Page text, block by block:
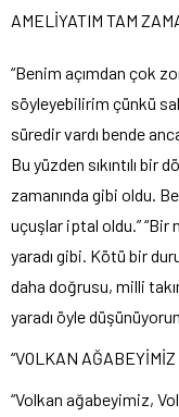
AMELİYATIM TAM
“Benim açımdan çok
söyleyebilirim çünkü
süredir vardı bende
Bu yüzden sıkıntılı
zamanında gibi oldu.
uçuşlar iptal oldu.” “Bir
yaradı gibi. Kötü bir
daha doğrusu, milli
yaradı öyle
“VOLKAN
“Volkan ağabeyimiz,